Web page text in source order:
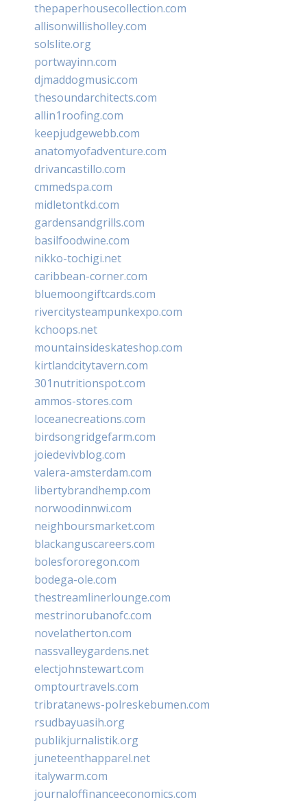
thepaperhousecollection.com
allisonwillisholley.com
solslite.org
portwayinn.com
djmaddogmusic.com
thesoundarchitects.com
allin1roofing.com
keepjudgewebb.com
anatomyofadventure.com
drivancastillo.com
cmmedspa.com
midletontkd.com
gardensandgrills.com
basilfoodwine.com
nikko-tochigi.net
caribbean-corner.com
bluemoongiftcards.com
rivercitysteampunkexpo.com
kchoops.net
mountainsideskateshop.com
kirtlandcitytavern.com
301nutritionspot.com
ammos-stores.com
loceanecreations.com
birdsongridgefarm.com
joiedevivblog.com
valera-amsterdam.com
libertybrandhemp.com
norwoodinnwi.com
neighboursmarket.com
blackanguscareers.com
bolesfororegon.com
bodega-ole.com
thestreamlinerlounge.com
mestrinorubanofc.com
novelatherton.com
nassvalleygardens.net
electjohnstewart.com
omptourtravels.com
tribratanews-polreskebumen.com
rsudbayuasih.org
publikjurnalistik.org
juneteenthapparel.net
italywarm.com
journaloffinanceeconomics.com